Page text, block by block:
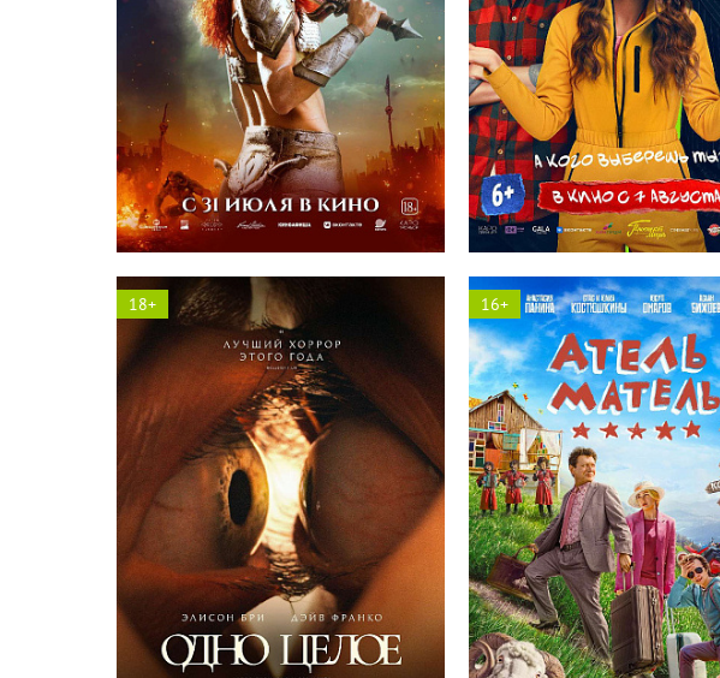
Солярис кинотеатр Космос кинотеатр
18+
Солярис кинотеатр
16+
Космос кинотеатр